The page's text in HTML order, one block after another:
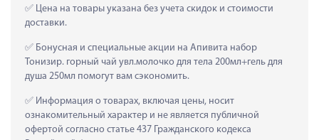
Цена на товары указана без учета скидок и стоимости
доставки.
Бонусная и специальные акции на Апивита набор
Тонизир. горный чай увл.молочко для тела 200мл+гель для
душа 250мл помогут вам сэкономить.
Информация о товарах, включая цены, носит
ознакомительный характер и не является публичной
офертой согласно статье 437 Гражданского кодекса